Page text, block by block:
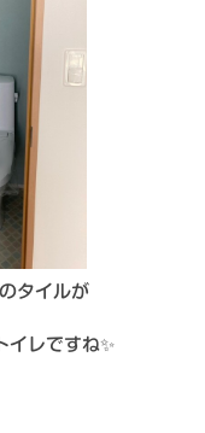
タイルが
イレですね✨